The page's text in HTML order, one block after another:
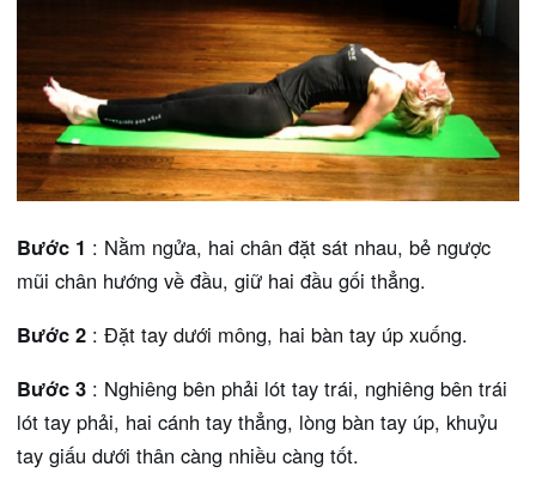
Bước 1 : Nằm ngửa, hai chân đặt sát nhau, bẻ ngược
mũi chân hướng về đầu, giữ hai đầu gối thẳng.
Bước 2 : Đặt tay dưới mông, hai bàn tay úp xuống.
Bước 3 : Nghiêng bên phải lót tay trái, nghiêng bên trái
lót tay phải, hai cánh tay thẳng, lòng bàn tay úp, khuỷu
tay giấu dưới thân càng nhiều càng tốt.